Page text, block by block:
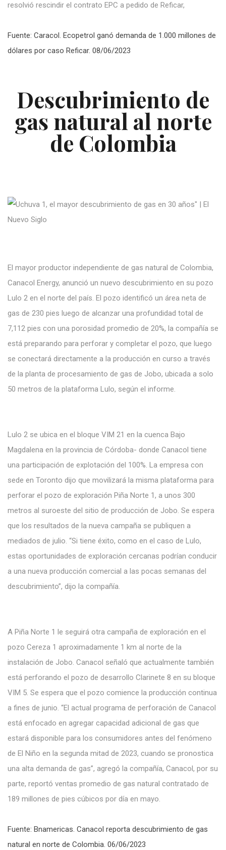
resolvió rescindir el contrato EPC a pedido de Reficar,
Fuente: Caracol. Ecopetrol ganó demanda de 1.000 millones de
dólares por caso Reficar. 08/06/2023
Descubrimiento de
gas natural al norte
de Colombia
El mayor productor independiente de gas natural de Colombia,
Canacol Energy, anunció un nuevo descubrimiento en su pozo
Lulo 2 en el norte del país. El pozo identificó un área neta de
gas de 230 pies luego de alcanzar una profundidad total de
7,112 pies con una porosidad promedio de 20%, la compañía se
está preparando para perforar y completar el pozo, que luego
se conectará directamente a la producción en curso a través
de la planta de procesamiento de gas de Jobo, ubicada a solo
50 metros de la plataforma Lulo, según el informe.
Lulo 2 se ubica en el bloque VIM 21 en la cuenca Bajo
Magdalena en la provincia de Córdoba- donde Canacol tiene
una participación de explotación del 100%. La empresa con
sede en Toronto dijo que movilizará la misma plataforma para
perforar el pozo de exploración Piña Norte 1, a unos 300
metros al suroeste del sitio de producción de Jobo. Se espera
que los resultados de la nueva campaña se publiquen a
mediados de julio. “Si tiene éxito, como en el caso de Lulo,
estas oportunidades de exploración cercanas podrían conducir
a una nueva producción comercial a las pocas semanas del
descubrimiento”, dijo la compañía.
A Piña Norte 1 le seguirá otra campaña de exploración en el
pozo Cereza 1 aproximadamente 1 km al norte de la
instalación de Jobo. Canacol señaló que actualmente también
está perforando el pozo de desarrollo Clarinete 8 en su bloque
VIM 5. Se espera que el pozo comience la producción continua
a fines de junio. “El actual programa de perforación de Canacol
está enfocado en agregar capacidad adicional de gas que
estará disponible para los consumidores antes del fenómeno
de El Niño en la segunda mitad de 2023, cuando se pronostica
una alta demanda de gas”, agregó la compañía, Canacol, por su
parte, reportó ventas promedio de gas natural contratado de
189 millones de pies cúbicos por día en mayo.
Fuente: Bnamericas. Canacol reporta descubrimiento de gas
natural en norte de Colombia. 06/06/2023